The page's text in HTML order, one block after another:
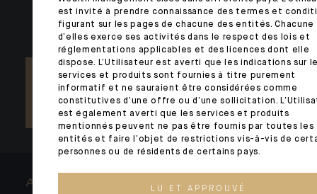
ARCHITECTS OF WEALTH
est invité à prendre connaissance des termes et
figurant sur les pages de chacune des entités. Chacune
d’elles exerce ses activités dans le respect des lois et
réglementations applicables et des licences dont elle
dispose. L’Utilisateur est averti que les indications sur
services et produits sont fournies à titre purement
informatif et ne sauraient être considérées comme
constitutives d’une offre ou d’une sollicitation.
est également averti que les services et produits
mentionnés peuvent ne pas être fournis par toutes les
entités et faire l’objet de restrictions vis-à-vis de
personnes ou de résidents de certains pays.
LU ET APPROUVÉ